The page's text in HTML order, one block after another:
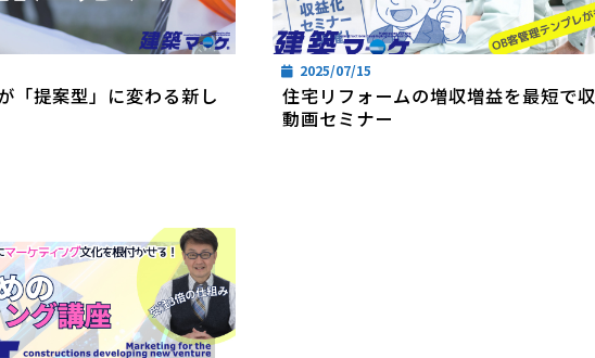
「提案型」に変わる新し
2025/07/15
住宅リフォームの増収増益を最短で
動画セミナー